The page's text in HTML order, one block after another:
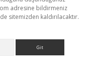
adresine bildirmeniz
sitemizden kaldırılacaktır.